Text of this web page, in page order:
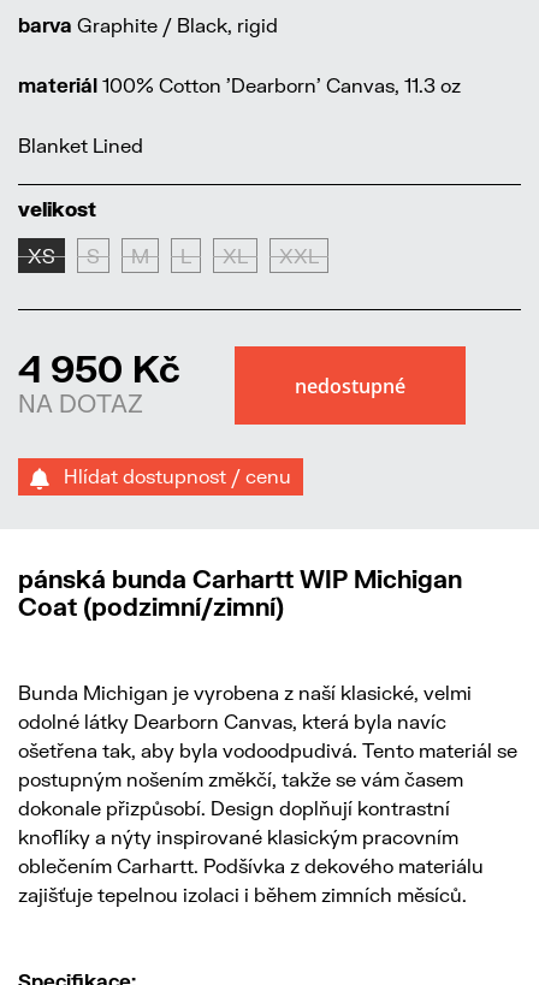
barva Graphite / Black, rigid
materiál 100% Cotton 'Dearborn' Canvas, 11.3 oz
Blanket Lined
velikost
XS S M L XL XXL
4 950 Kč
NA DOTAZ
Hlídat dostupnost / cenu
pánská bunda Carhartt WIP Michigan
Coat (podzimní/zimní)
Bunda Michigan je vyrobena z naší klasické, velmi
odolné látky Dearborn Canvas, která byla navíc
ošetřena tak, aby byla vodoodpudivá. Tento materiál se
postupným nošením změkčí, takže se vám časem
dokonale přizpůsobí. Design doplňují kontrastní
knoflíky a nýty inspirované klasickým pracovním
oblečením Carhartt. Podšívka z dekového materiálu
zajišťuje tepelnou izolaci i během zimních měsíců.